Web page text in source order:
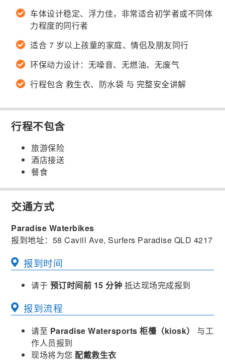
车体设计稳定、浮力佳，非常适合初学者或不同体
力程度的同行者
适合 7 岁以上孩童的家庭、情侣及朋友同行
环保动力设计：无噪音、无燃油、无废气
行程包含 救生衣、防水袋 与 完整安全讲解
行程不包含
旅游保险
酒店接送
餐食
交通方式
Paradise Waterbikes
报到地址：58 Cavill Ave, Surfers Paradise QLD 4217
报到时间
请于 预订时间前 15 分钟 抵达现场完成报到
报到流程
请至 Paradise Watersports 柜檯（kiosk）
与工
作人员报到
现场将为您 配戴救生衣